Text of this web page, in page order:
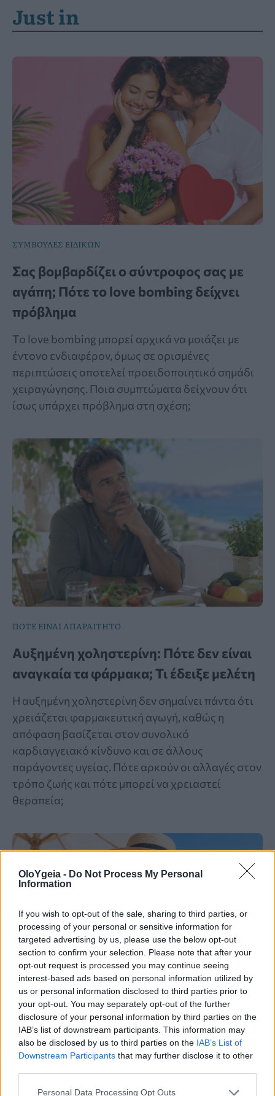
OloYgeia - Do Not Process My Personal
Information
If you wish to opt-out of the sale, sharing to third parties, or
processing of your personal or sensitive information for
targeted advertising by us, please use the below opt-out
section to confirm your selection. Please note that after your
opt-out request is processed you may continue seeing
interest-based ads based on personal information utilized by
us or personal information disclosed to third parties prior to
your opt-out. You may separately opt-out of the further
disclosure of your personal information by third parties on the
IAB’s list of downstream participants. This information may
also be disclosed by us to third parties on the IAB’s List of
Downstream Participants that may further disclose it to other
Personal Data Processing Opt Outs
Just in
ΣΥΜΒΟΥΛΕΣ ΕΙΔΙΚΩΝ
Σας βομβαρδίζει ο σύντροφος σας με
αγάπη; Πότε το love bombing δείχνει
πρόβλημα
Το love bombing μπορεί αρχικά να μοιάζει με
έντονο ενδιαφέρον, όμως σε ορισμένες
περιπτώσεις αποτελεί προειδοποιητικό σημάδι
χειραγώγησης. Ποια συμπτώματα δείχνουν ότι
ίσως υπάρχει πρόβλημα στη σχέση;
ΠΟΤΕ ΕΙΝΑΙ ΑΠΑΡΑΙΤΗΤΟ
Αυξημένη χοληστερίνη: Πότε δεν είναι
αναγκαία τα φάρμακα; Τι έδειξε μελέτη
Η αυξημένη χοληστερίνη δεν σημαίνει πάντα ότι
χρειάζεται φαρμακευτική αγωγή, καθώς η
απόφαση βασίζεται στον συνολικό
καρδιαγγειακό κίνδυνο και σε άλλους
παράγοντες υγείας. Πότε αρκούν οι αλλαγές στον
τρόπο ζωής και πότε μπορεί να χρειαστεί
θεραπεία;
ΠΟΙΑ ΕΙΝΑΙ;
3 κοινά λάθη το καλοκαίρι που
δέρματος – Πώς να προστατευτούμε;